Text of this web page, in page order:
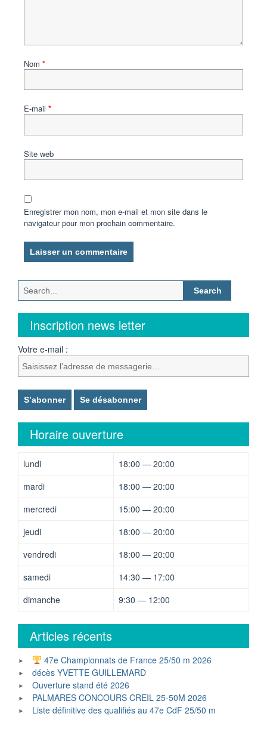
Nom *
E-mail *
Site web
Enregistrer mon nom, mon e-mail et mon site dans le
navigateur pour mon prochain commentaire.
Search
for:
Inscription news letter
Votre e-mail :
Horaire ouverture
lundi
18:00 — 20:00
mardi
18:00 — 20:00
mercredi
15:00 — 20:00
jeudi
18:00 — 20:00
vendredi
18:00 — 20:00
samedi
14:30 — 17:00
dimanche
9:30 — 12:00
Articles récents
47e Championnats de France 25/50 m 2026
décès YVETTE GUILLEMARD
Ouverture stand été 2026
PALMARES CONCOURS CREIL 25-50M 2026
Liste définitive des qualifiés au 47e CdF 25/50 m